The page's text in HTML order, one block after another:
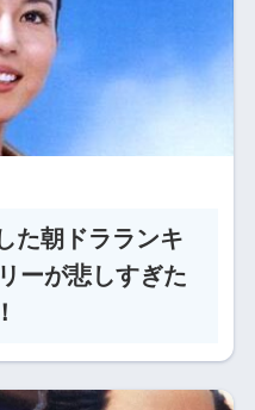
た朝ドラランキ
ーが悲しすぎた